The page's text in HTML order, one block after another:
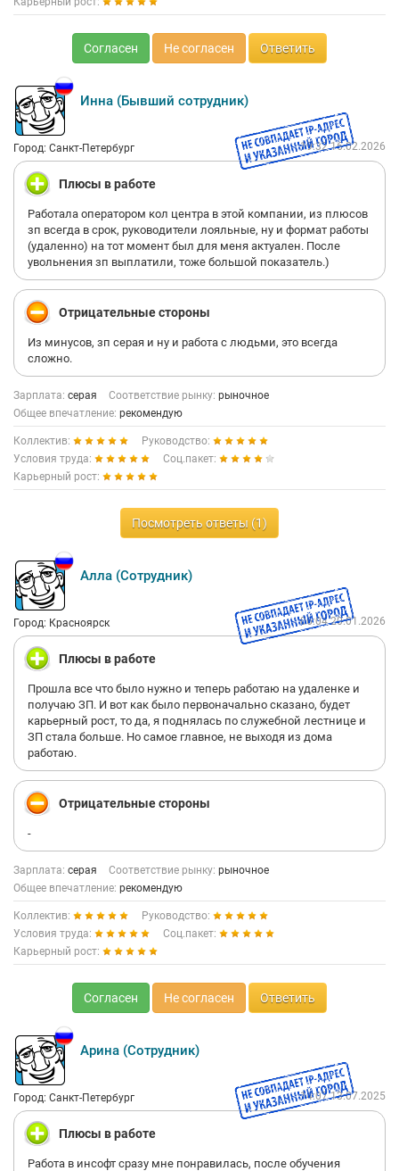
Согласен Не согласен Ответить
Инна (Бывший сотрудник)
Город: Санкт-Петербург 19:32 16.02.2026
Плюсы в работе
Работала оператором кол центра в этой компании, из плюсов
зп всегда в срок, руководители лояльные, ну и формат работы
(удаленно) на тот момент был для меня актуален. После
увольнения зп выплатили, тоже большой показатель.)
Отрицательные стороны
Из минусов, зп серая и ну и работа с людьми, это всегда
сложно.
Зарплата: серая Соответствие рынку: рыночное
Общее впечатление: рекомендую
Коллектив:
Руководство:
Условия труда:
Соц.пакет:
Карьерный рост:
Посмотреть ответы (1)
Алла (Сотрудник)
Город: Красноярск 06:04 20.01.2026
Плюсы в работе
Прошла все что было нужно и теперь работаю на удаленке и
получаю ЗП. И вот как было первоначально сказано, будет
карьерный рост, то да, я поднялась по служебной лестнице и
ЗП стала больше. Но самое главное, не выходя из дома
работаю.
Отрицательные стороны
-
Зарплата: серая Соответствие рынку: рыночное
Общее впечатление: рекомендую
Коллектив:
Руководство:
Условия труда:
Соц.пакет:
Карьерный рост:
Согласен Не согласен Ответить
Арина (Сотрудник)
Город: Санкт-Петербург 14:07 13.07.2025
Плюсы в работе
Работа в инсофт сразу мне понравилась, после обучения